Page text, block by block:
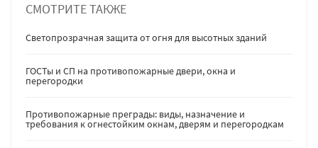
СМОТРИТЕ ТАКЖЕ
Светопрозрачная защита от огня для высотных зданий
ГОСТы и СП на противопожарные двери, окна и
перегородки
Противопожарные преграды: виды, назначение и
требования к огнестойким окнам, дверям и перегородкам